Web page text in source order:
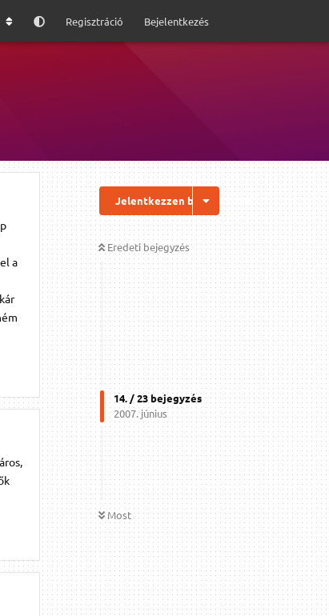
Regisztráció Bejelentkezés
Jelentkezzen be a válaszhoz
Eredeti bejegyzés
14. /23bejegyzés
2007. június
Most
a